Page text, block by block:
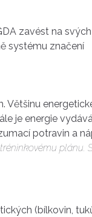
zavést na
systému značení
Většinu
je energie
potravin a
plánu.
(bílkovin,